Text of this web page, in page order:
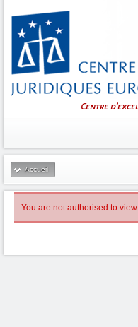
Accueil
You are not authorised to